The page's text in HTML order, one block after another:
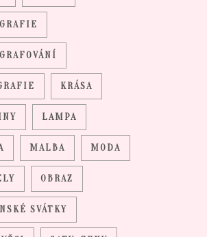
KRÁSA
LAMPA
MALBA MODA
OBRAZ
SVÁTKY